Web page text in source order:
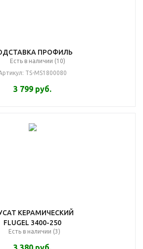
ПРОФИЛЬ
Есть в наличии (10)
TS-MS1800080
3 799 руб.
КЕРАМИЧЕСКИЙ
FLUGEL 3400-250
Есть в наличии (3)